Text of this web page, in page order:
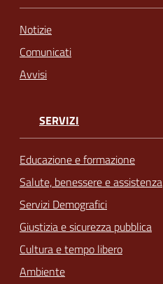
Notizie
Comunicati
Avvisi
SERVIZI
Educazione e formazione
Salute, benessere e assistenza
Servizi Demografici
Giustizia e sicurezza pubblica
Cultura e tempo libero
Ambiente